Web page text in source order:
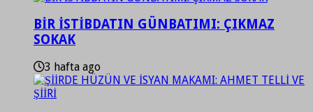
BİR İSTİBDATIN GÜNBATIMI: ÇIKMAZ
SOKAK
3 hafta ago